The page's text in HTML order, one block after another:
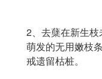
2、去蘖在新生
萌发的无用嫩枝
戒遗留枯桩。